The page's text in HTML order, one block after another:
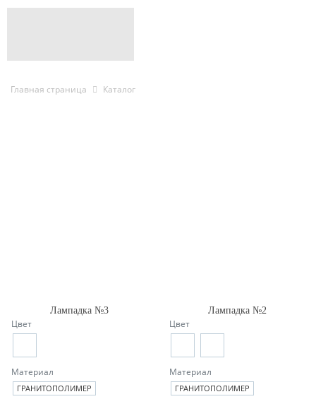
Главная страница Каталог
Лампадка №3
Цвет
Материал
ГРАНИТОПОЛИМЕР
Лампадка №2
Цвет
Материал
ГРАНИТОПОЛИМЕР